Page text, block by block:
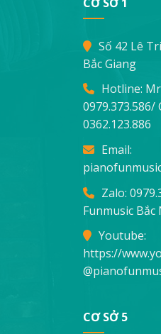
Số 42 Lê
Bắc Giang
Hotline:
0979.373.586/
0362.123.886
Email:
Zalo:
Funmusic Bắc
Youtube:
https://
CƠ SỞ 5